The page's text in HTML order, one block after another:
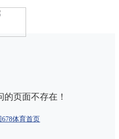
页面不存在！
678体育首页